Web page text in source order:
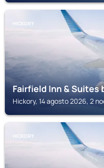
HICKORY
Fairfield Inn & Suites
Hickory, 14 agosto 2026, 2
HICKORY